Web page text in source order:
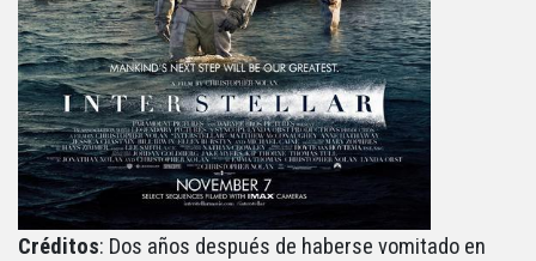
Créditos: Dos años después de haberse vomitado en